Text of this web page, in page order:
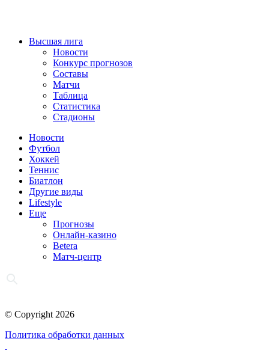
Высшая лига
Новости
Конкурс прогнозов
Составы
Матчи
Таблица
Статистика
Стадионы
Новости
Футбол
Хоккей
Теннис
Биатлон
Другие виды
Lifestyle
Еще
Прогнозы
Онлайн-казино
Betera
Матч-центр
© Copyright 2026
Политика обработки данных